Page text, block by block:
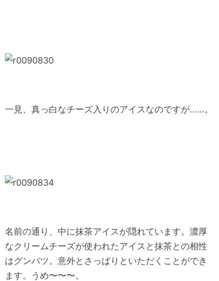
一見、真っ白なチーズ入りのアイスなのですが……。
名前の通り、中に抹茶アイスが隠れています。濃厚
なクリームチーズが使われたアイスと抹茶との相性
はグンバツ。意外とさっぱりといただくことができ
ます。うめ〜〜〜。